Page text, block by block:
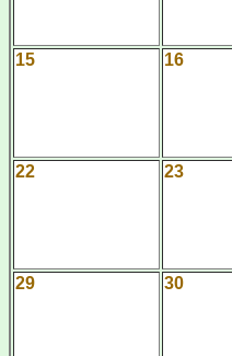
15 16
22 23
29 30